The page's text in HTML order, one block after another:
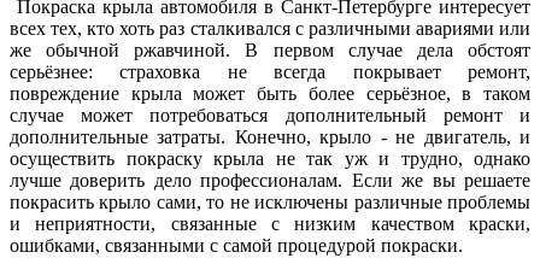
Покраска крыла автомобиля в Санкт-Петербурге интересует
всех тех, кто хоть раз сталкивался с различными авариями или
же обычной ржавчиной. В первом случае дела обстоят
серьёзнее: страховка не всегда покрывает ремонт,
повреждение крыла может быть более серьёзное, в таком
случае может потребоваться дополнительный ремонт и
дополнительные затраты. Конечно, крыло - не двигатель, и
осуществить покраску крыла не так уж и трудно, однако
лучше доверить дело профессионалам. Если же вы решаете
покрасить крыло сами, то не исключены различные проблемы
и неприятности, связанные с низким качеством краски,
ошибками, связанными с самой процедурой покраски.